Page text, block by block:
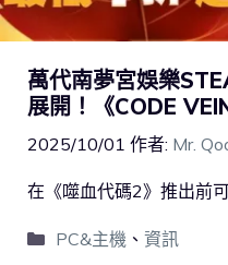
萬代南夢宮娛樂
展開！《CODE
2025/10/01 作者: Mr.
在《噬血代碼2》推出前
PC&主機 、 資訊